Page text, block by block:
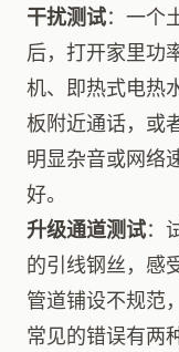
干扰测试：一个
后，打开家里功
机、即热式电热
板附近通话，或
明显杂音或网络
好。
升级通道测试：
的引线钢丝，感
管道铺设不规范
常见的错误有两